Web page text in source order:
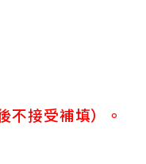
不接受補填）。